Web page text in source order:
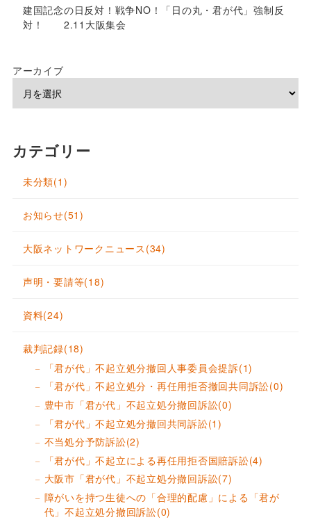
建国記念の日反対！戦争NO！「日の丸・君が代」強制反
対！ 2.11大阪集会
アーカイブ
カテゴリー
未分類(1)
お知らせ(51)
大阪ネットワークニュース (34)
声明・要請等(18)
資料(24)
裁判記録(18)
「君が代」不起立処分撤回人事委員会提訴(1)
「君が代」不起立処分・再任用拒否撤回共同訴訟(0)
豊中市「君が代」不起立処分撤回訴訟(0)
「君が代」不起立処分撤回共同訴訟(1)
不当処分予防訴訟(2)
「君が代」不起立による再任用拒否国賠訴訟(4)
大阪市「君が代」不起立処分撤回訴訟(7)
障がいを持つ生徒への「合理的配慮」による「君が
代」不起立処分撤回訴訟(0)